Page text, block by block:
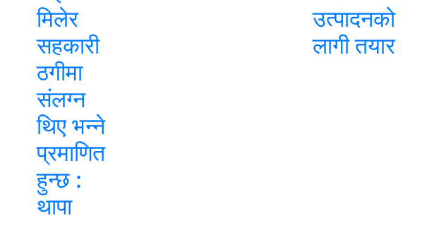
मिलेर
सहकारी
ठगीमा
संलग्न
थिए भन्ने
प्रमाणित
हुन्छ :
थापा
उत्पादनको
लागी तयार